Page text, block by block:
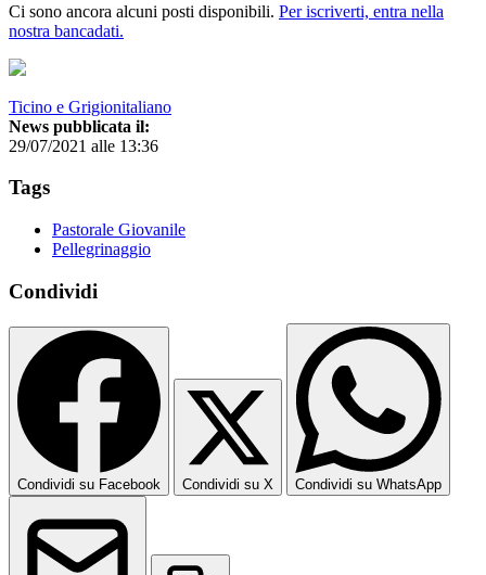
Ci sono ancora alcuni posti disponibili. Per iscriverti, entra nella
nostra bancadati.
Ticino e Grigionitaliano
News pubblicata il:
29/07/2021 alle 13:36
Tags
Pastorale Giovanile
Pellegrinaggio
Condividi
Condividi su Facebook Condividi su X Condividi su WhatsApp